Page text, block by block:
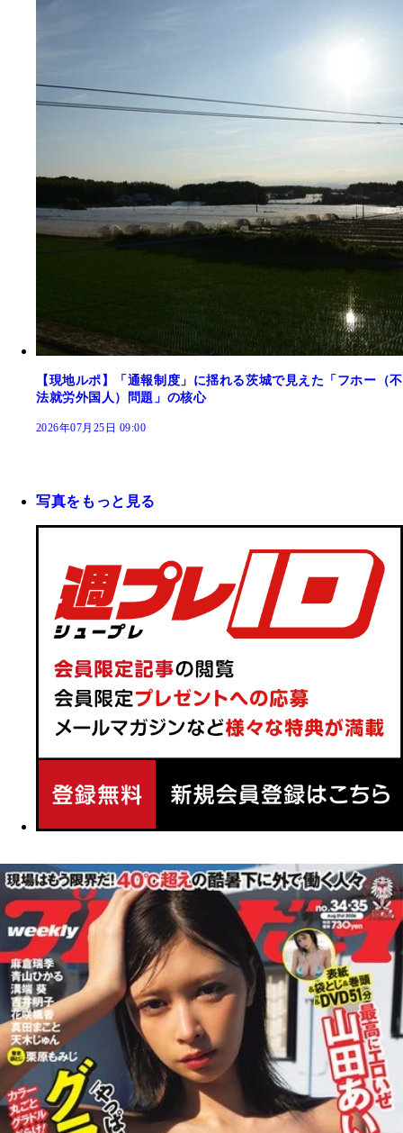
【現地ルポ】「通報制度」に揺れる茨城で見えた「フホー（不
法就労外国人）問題」の核心
2026年07月25日 09:00
写真をもっと見る